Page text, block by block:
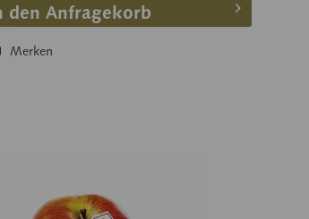
den Anfragekorb
Merken